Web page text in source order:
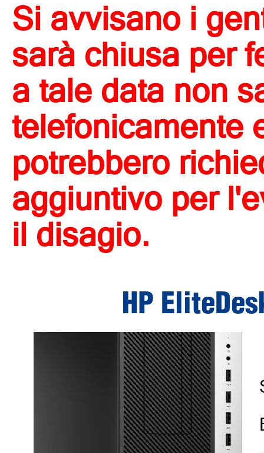
Si avvisano i
sarà chiusa per
a tale data non
telefonicamente
potrebbero
aggiuntivo per
il disagio.
HP